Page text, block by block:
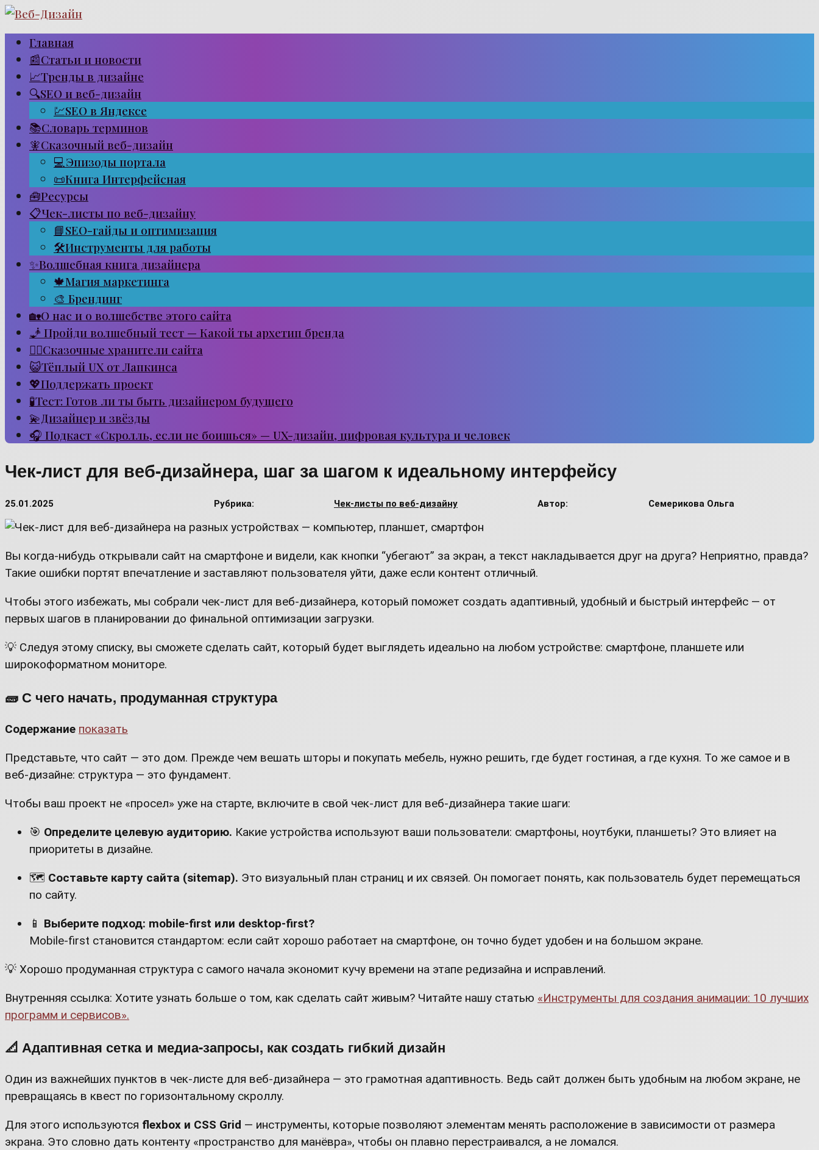
Перейти
контенту
Главная
📰Статьи и новости
📈Тренды в дизайне
🔍SEO и веб-дизайн
💹SEO в Яндексе
📚Словарь терминов
🧚Сказочный веб-дизайн
💻Эпизоды портала
📜Книга Интерфейсная
🧰Ресурсы
📋Чек-листы по веб-дизайну
📘SEO-гайды и оптимизация
🛠Инструменты для работы
✨Волшебная книга дизайнера
🍁Магия маркетинга
🎨 Брендинг
🏡О нас и о волшебстве этого сайта
🧞 Пройди волшебный тест — Какой ты архетип бренда
🧙‍♂️Сказочные хранители сайта
😺Тёплый UX от Лапкинса
💖Поддержать проект
🧪Тест: Готов ли ты быть дизайнером будущего
💫Дизайнер и звёзды
🎧 Подкаст «Скролль, если не боишься» — UX-дизайн, цифровая культура и человек
Чек-лист для веб-дизайнера, шаг за шагом к идеальному интерфейсу
25.01.2025 Рубрика: Чек-листы по веб-дизайну Автор: Семерикова Ольга
Вы когда-нибудь открывали сайт на смартфоне и видели, как кнопки “убегают” за экран, а текст накладывается друг на друга? Неприятно, правда?
Такие ошибки портят впечатление и заставляют пользователя уйти, даже если контент отличный.
Чтобы этого избежать, мы собрали чек-лист для веб-дизайнера, который поможет создать адаптивный, удобный и быстрый интерфейс — от
первых шагов в планировании до финальной оптимизации загрузки.
💡 Следуя этому списку, вы сможете сделать сайт, который будет выглядеть идеально на любом устройстве: смартфоне, планшете или
широкоформатном мониторе.
🧱 С чего начать, продуманная структура
Содержание показать
Представьте, что сайт — это дом. Прежде чем вешать шторы и покупать мебель, нужно решить, где будет гостиная, а где кухня. То же самое и в
веб-дизайне: структура — это фундамент.
Чтобы ваш проект не «просел» уже на старте, включите в свой чек-лист для веб-дизайнера такие шаги:
🎯 Определите целевую аудиторию. Какие устройства используют ваши пользователи: смартфоны, ноутбуки, планшеты? Это влияет на
приоритеты в дизайне.
🗺 Составьте карту сайта (sitemap). Это визуальный план страниц и их связей. Он помогает понять, как пользователь будет перемещаться
по сайту.
📱 Выберите подход: mobile-first или desktop-first?
Mobile-first становится стандартом: если сайт хорошо работает на смартфоне, он точно будет удобен и на большом экране.
💡 Хорошо продуманная структура с самого начала экономит кучу времени на этапе редизайна и исправлений.
Внутренняя ссылка: Хотите узнать больше о том, как сделать сайт живым? Читайте нашу статью «Инструменты для создания анимации: 10 лучших
программ и сервисов».
📐 Адаптивная сетка и медиа-запросы, как создать гибкий дизайн
Один из важнейших пунктов в чек-листе для веб-дизайнера — это грамотная адаптивность. Ведь сайт должен быть удобным на любом экране, не
превращаясь в квест по горизонтальному скроллу.
Для этого используются flexbox и CSS Grid — инструменты, которые позволяют элементам менять расположение в зависимости от размера
экрана. Это словно дать контенту «пространство для манёвра», чтобы он плавно перестраивался, а не ломался.